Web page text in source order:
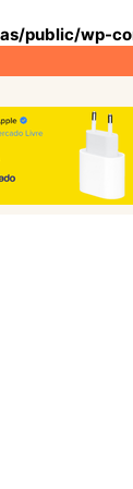
public/wp-